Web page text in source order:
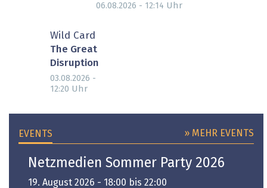
06.08.2026 - 12:14 Uhr
Wild Card
The Great
Disruption
03.08.2026 -
12:20 Uhr
EVENTS » MEHR EVENTS
Netzmedien Sommer Party 2026
19. August 2026 - 18:00 bis 22:00